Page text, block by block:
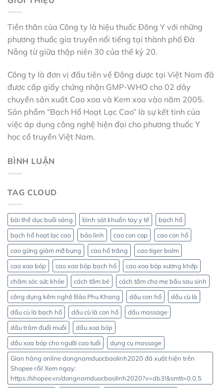
Tiền thân của Công ty là hiệu thuốc Đông Y với những
phương thuốc gia truyền nổi tiếng tại thành phố Đà
Nẵng từ giữa thập niên 30 của thế kỷ 20.
Công ty là đơn vị đầu tiên về Đông dược tại Việt Nam đã
được cấp giấy chứng nhận GMP-WHO cho 02 dây
chuyền sản xuất Cao xoa và Kem xoa vào năm 2005.
Sản phẩm “Bạch Hổ Hoạt Lạc Cao” là sự kết tinh của
việc áp dụng công nghệ hiện đại cho phương thuốc Y
học cổ truyền Việt Nam.
BÌNH LUẬN
TAG CLOUD
bài thể dục buổi sáng bình sát khuẩn tay y tế
bạch hổ
bạch hổ hoạt lạc cao
bảo linh cao con cọp
cao con hổ
cao gừng giảm mỡ bụng
cao hổ trắng
cao tiger balm
cao xoa bóp
cao xoa bóp bạch hổ
cao xoa bóp xương khớp
chăm sóc sức khỏe
cách tắm bé
cách tắm cho mẹ bầu sau sinh
công dụng kêm nghệ Bảo Phu Khang
dầu con hổ
dầu cù là
dầu cù là bạch hổ
dầu cù là con hổ
dầu massage
dầu tràm đuổi muỗi
dầu xoa bóp
dầu xoa bóp cho người cao tuổi
dụng cụ massage
Gian hàng online dongnamduocbaolinh2020 đã xuất hiện trên
Shopee rồi! Xem ngay:
https://shopee.vn/dongnamduocbaolinh2020?v=db3!&smtt=0.0.5